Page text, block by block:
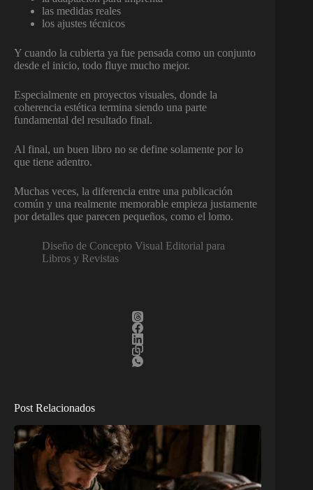
las medidas reales
los ajustes técnicos
Y cuando la cubierta ya fue pensada como un conjunto
desde el inicio, todo fluye mucho mejor.
Especialmente en proyectos visuales, donde la
coherencia estética termina siendo una parte
fundamental del resultado final.
Al final, un buen libro no se define solamente por lo
que tiene adentro.
Muchas veces, la diferencia entre una publicación
común y una realmente memorable empieza justamente
por detalles que parecen pequeños, como el lomo.
Diseño de Concepto Visual Editorial para
Libros y Revistas
Post Relacionados